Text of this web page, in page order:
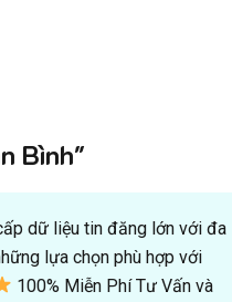
Bình"
dữ liệu tin đăng lớn với đa
lựa chọn phù hợp với
100% Miễn Phí Tư Vấn và